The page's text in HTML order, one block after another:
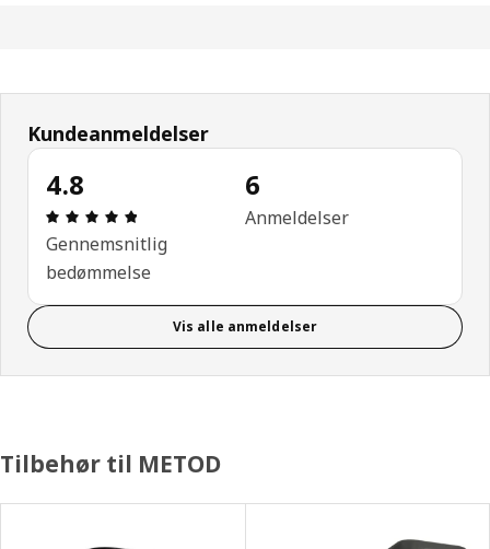
Kundeanmeldelser
4.8
Anmeldelse: 4.8 Ud af 5 Stjerner. Anmeldelser i
Gennemsnitlig
bedømmelse
6
Anmeldelser
Vis alle anmeldelser
Tilbehør til METOD